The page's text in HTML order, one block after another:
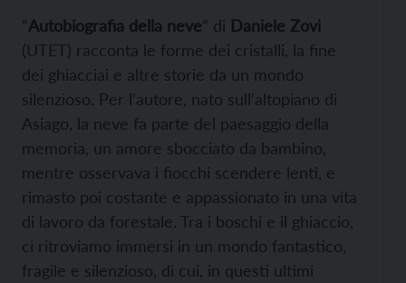
“Autobiografia della neve” di Daniele Zovi
(UTET) racconta le forme dei cristalli, la fine
dei ghiacciai e altre storie da un mondo
silenzioso. Per l’autore, nato sull’altopiano di
Asiago, la neve fa parte del paesaggio della
memoria, un amore sbocciato da bambino,
mentre osservava i fiocchi scendere lenti, e
rimasto poi costante e appassionato in una vita
di lavoro da forestale. Tra i boschi e il ghiaccio,
ci ritroviamo immersi in un mondo fantastico,
fragile e silenzioso, di cui, in questi ultimi